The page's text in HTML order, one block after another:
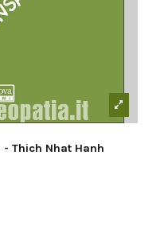
Thich Nhat Hanh